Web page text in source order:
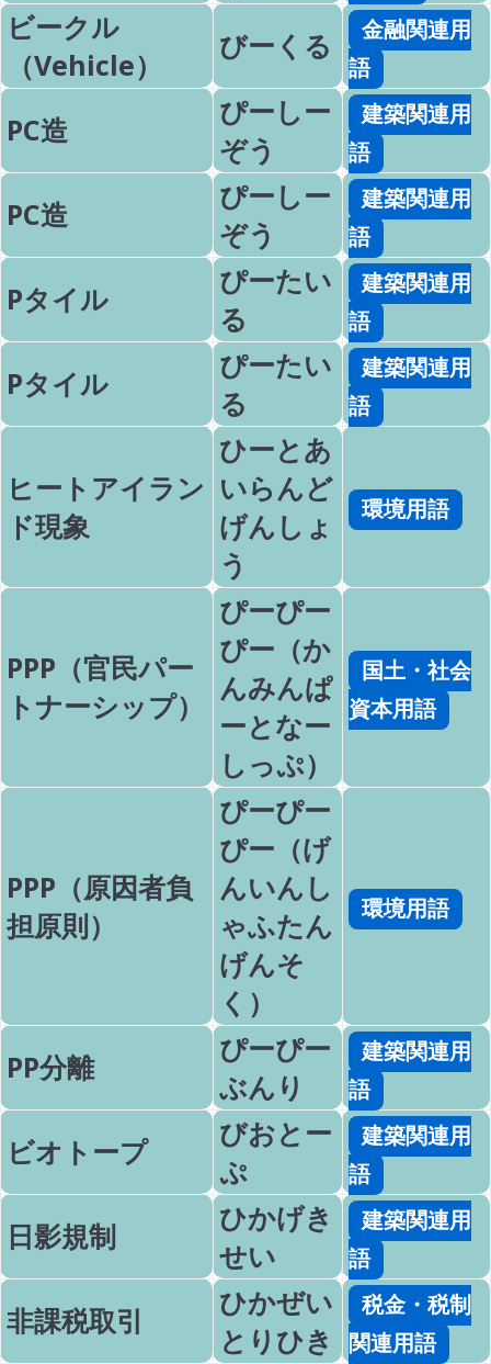
ビークル
（Vehicle）
びーくる
金融関連用
語
PC造
ぴーしー
ぞう
建築関連用
語
PC造
ぴーしー
ぞう
建築関連用
語
Pタイル
ぴーたい
る
建築関連用
語
Pタイル
ぴーたい
る
建築関連用
語
ヒートアイラン
ド現象
ひーとあ
いらんど
げんしょ
う
環境用語
PPP（官民パー
トナーシップ）
ぴーぴー
ぴー（か
んみんぱ
ーとなー
しっぷ）
国土・社会
資本用語
PPP（原因者負
担原則）
ぴーぴー
ぴー（げ
んいんし
ゃふたん
げんそ
く）
環境用語
PP分離
ぴーぴー
ぶんり
建築関連用
語
ビオトープ
びおとー
ぷ
建築関連用
語
日影規制
ひかげき
せい
建築関連用
語
非課税取引
ひかぜい
とりひき
税金・税制
関連用語